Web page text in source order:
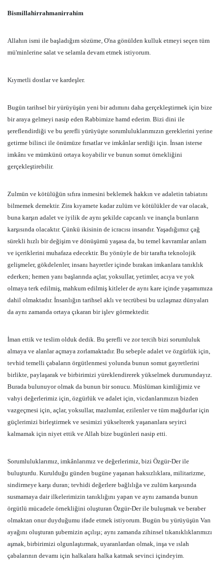
Bismillahirrahmanirrahim
Allahın ismi ile başladığım sözüme, O'na gönülden kulluk etmeyi seçen tüm
mü'minlerine salat ve selamla devam etmek istiyorum.
Kıymetli dostlar ve kardeşler.
Bugün tarihsel bir yürüyüşün yeni bir adımını daha gerçekleştirmek için bize
bir araya gelmeyi nasip eden Rabbimize hamd ederim. Bizi dini ile
şereflendirdiği ve bu şerefli yürüyüşte sorumluluklarımızın gereklerini yerine
getirme bilinci ile önümüze fırsatlar ve imkânlar serdiği için. İnsan isterse
imkânı ve mümkünü ortaya koyabilir ve bunun somut örnekliğini
gerçekleştirebilir.
Zulmün ve kötülüğün sıfıra inmesini beklemek hakkın ve adaletin tabiatını
bilmemek demektir. Zira kıyamete kadar zulüm ve kötülükler de var olacak,
buna karşın adalet ve iyilik de aynı şekilde capcanlı ve inançla bunların
karşısında olacaktır. Çünkü ikisinin de icracısı insandır. Yaşadığımız çağ
sürekli hızlı bir değişim ve dönüşümü yaşasa da, bu temel kavramlar anlam
ve içeriklerini muhafaza edecektir. Bu yönüyle de bir tarafta teknolojik
gelişmeler, gökdelenler, insanı hayretler içinde bırakan imkanlara tanıklık
ederken; hemen yanı başlarında açlar, yoksullar, yetimler, acıya ve yok
olmaya terk edilmiş, mahkum edilmiş kitleler de aynı kare içinde yaşamımıza
dahil olmaktadır. İnsanlığın tarihsel aklı ve tecrübesi bu uzlaşmaz dünyaları
da aynı zamanda ortaya çıkaran bir işlev görmektedir.
İman ettik ve teslim olduk dedik. Bu şerefli ve zor tercih bizi sorumluluk
almaya ve alanlar açmaya zorlamaktadır. Bu sebeple adalet ve özgürlük için,
tevhid temelli çabaların örgütlenmesi yolunda bunun somut gayretlerini
birlikte, paylaşarak ve birbirimizi yüreklendirerek yükselmek durumundayız.
Burada bulunuyor olmak da bunun bir sonucu. Müslüman kimliğimiz ve
vahyi değerlerimiz için, özgürlük ve adalet için, vicdanlarımızın bizden
vazgeçmesi için, açlar, yoksullar, mazlumlar, ezilenler ve tüm mağdurlar için
güçlerimizi birleştirmek ve sesimizi yükselterek yaşananlara seyirci
kalmamak için niyet ettik ve Allah bize bugünleri nasip etti.
Sorumluluklarımız, imkânlarımız ve değerlerimiz, bizi Özgür-Der ile
buluşturdu. Kurulduğu günden bugüne yaşanan haksızlıklara, militarizme,
sindirmeye karşı duran; tevhidi değerlere bağlılığa ve zulüm karşısında
susmamaya dair ilkelerimizin tanıklığını yapan ve aynı zamanda bunun
örgütlü mücadele örnekliğini oluşturan Özgür-Der ile buluşmak ve beraber
olmaktan onur duyduğumu ifade etmek istiyorum. Bugün bu yürüyüşün Van
ayağını oluşturan şubemizin açılışı; aynı zamanda zihinsel tıkanıklıklarımızı
aşmak, birbirimizi olgunlaştırmak, uyaranlardan olmak, inşa ve ıslah
çabalarının devamı için halkalara halka katmak sevinci içindeyim.